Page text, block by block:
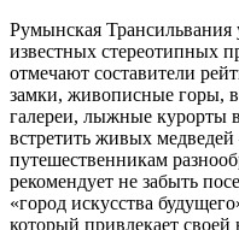
Румынская Трансильвания
известных стереотипных
отмечают составители
замки, живописные горы,
галереи, лыжные курорты
встретить живых
путешественникам
рекомендует не забыть
«город искусства
который привлекает